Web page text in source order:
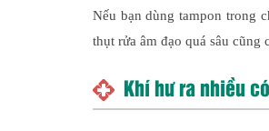
Nếu bạn dùng tampon trong
thụt rửa âm đạo quá sâu
Khí hư ra nhiều